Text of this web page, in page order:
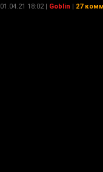
01.04.21 18:02 | Goblin | 27